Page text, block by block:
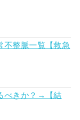
不整脈一覧【救急
べきか？→【結